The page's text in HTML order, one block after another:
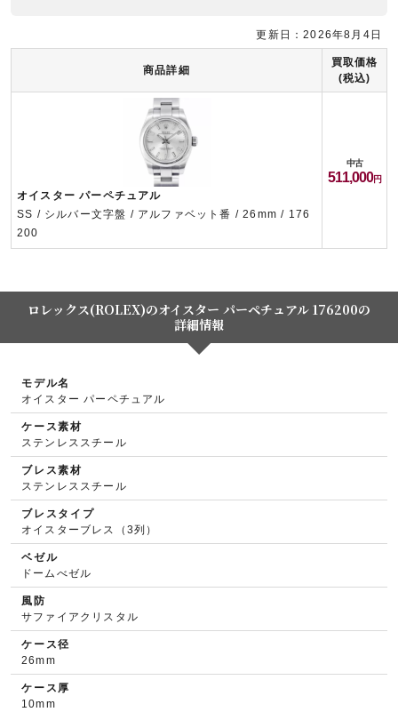
商品詳細
買取価格
(税込)
オイスター パーペチュアル
SS / シルバー文字盤 / アルファベット番 / 26mm / 176
200
中古
511,000
更新日：2026年8月4日
ロレックス(ROLEX)のオイスター パーペチュアル 176200の
詳細情報
モデル名
オイスター パーペチュアル
ケース素材
ステンレススチール
ブレス素材
ステンレススチール
ブレスタイプ
オイスターブレス（3列）
ベゼル
ドームべゼル
風防
サファイアクリスタル
ケース径
26mm
ケース厚
10mm